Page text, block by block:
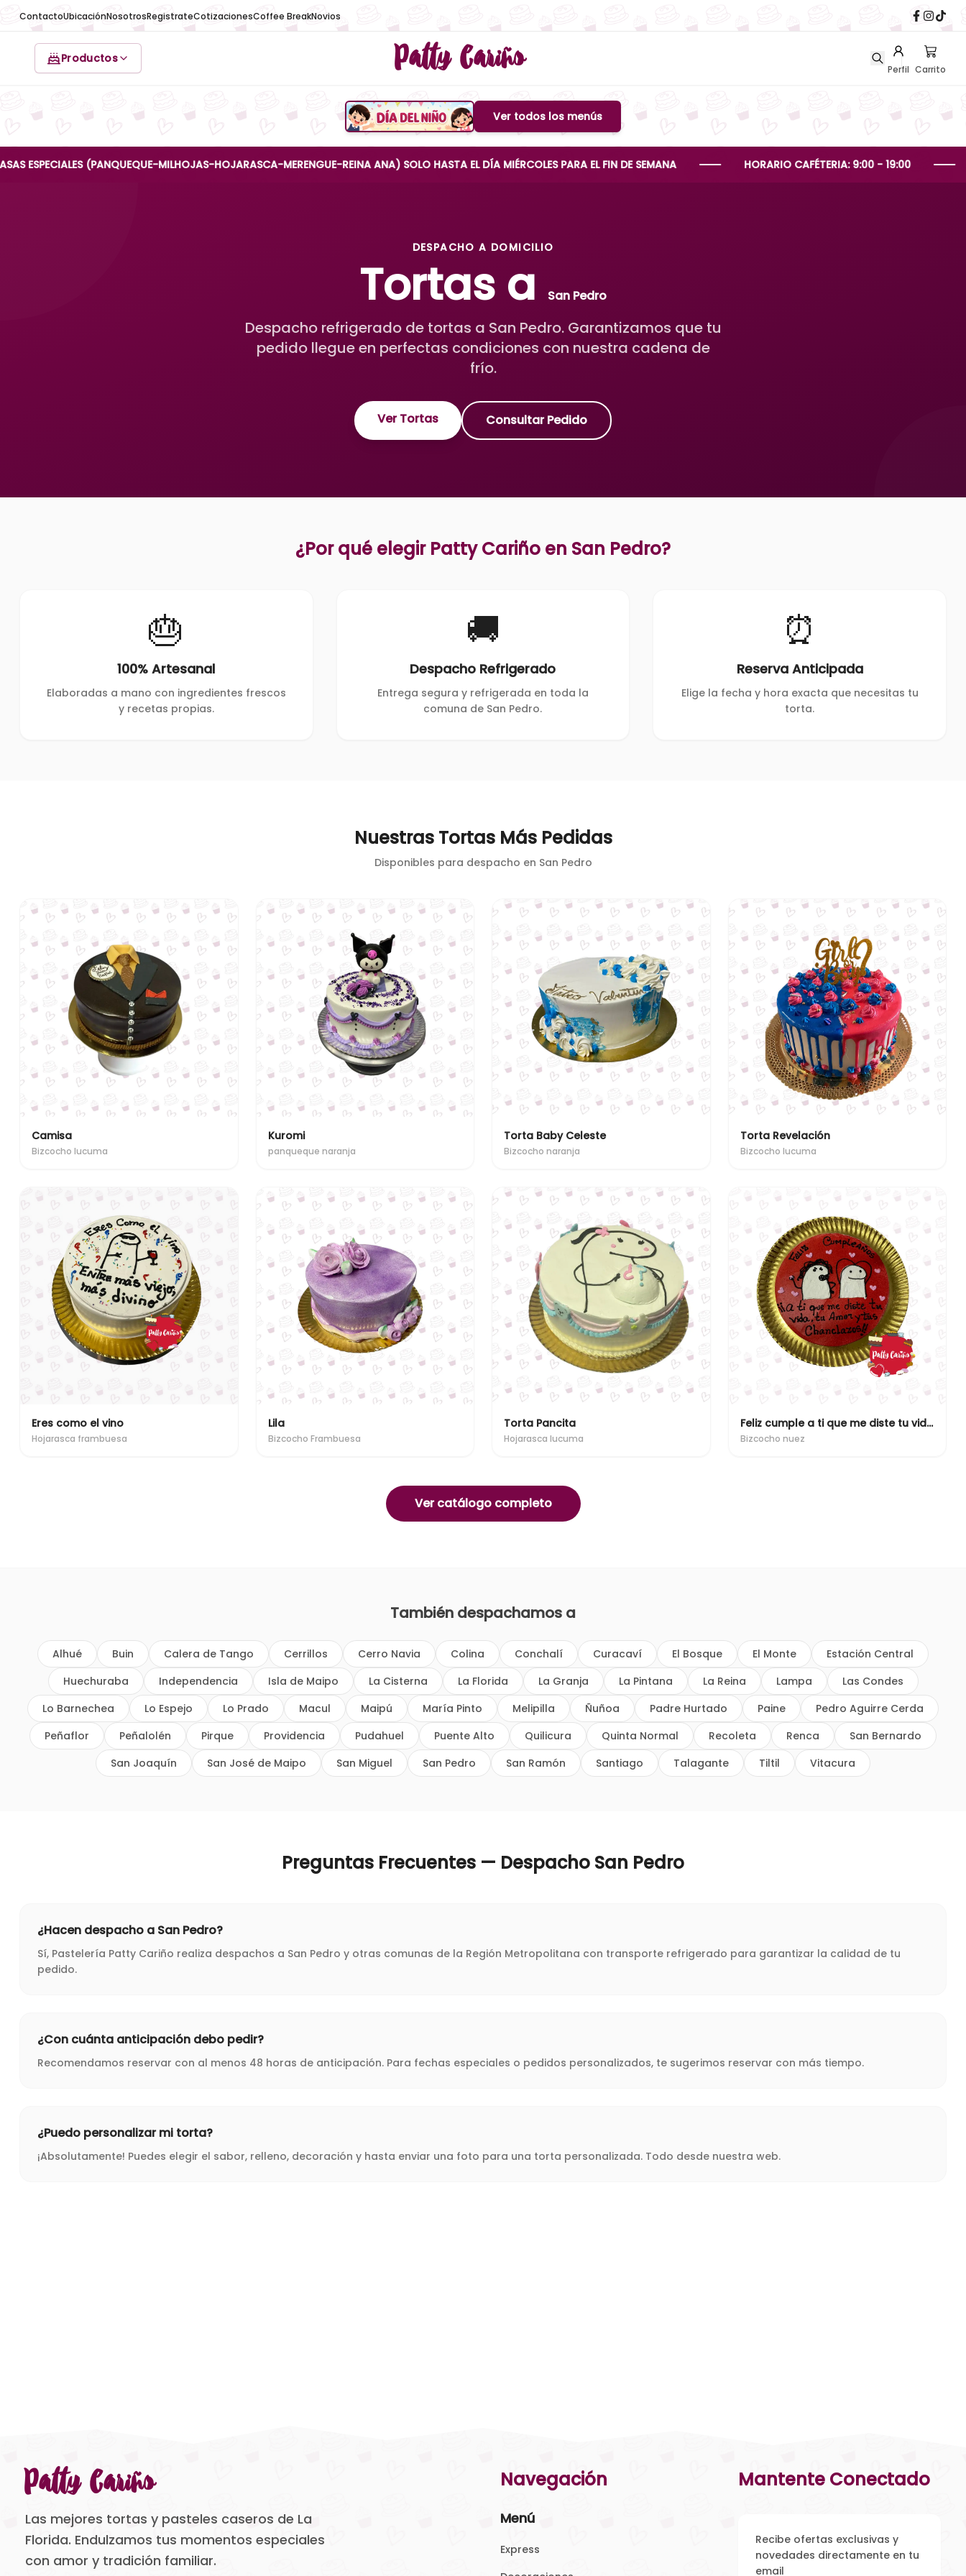
ContactoUbicaciónNosotrosRegistrateCotizacionesCoffee BreakNovios
Productos Patty Cariño Perfil Carrito
Boton de menuVer todos los menús
(PANQUEQUE-MILHOJAS-HOJARASCA-MERENGUE-REINA ANA) SOLO HASTA EL DÍA MIÉRCOLES PARA EL FIN DE SEMANA HORARIO CAFÉTERIA: 9:00 - 19:00
DESPACHO A DOMICILIO
Tortas a San Pedro
Despacho refrigerado de tortas a San Pedro. Garantizamos que tu
pedido llegue en perfectas condiciones con nuestra cadena de
frío.
Ver Tortas Consultar Pedido
¿Por qué elegir Patty Cariño en San Pedro?
🎂
100% Artesanal
Elaboradas a mano con ingredientes frescos
y recetas propias.
🚚
Despacho Refrigerado
Entrega segura y refrigerada en toda la
comuna de San Pedro.
⏰
Reserva Anticipada
Elige la fecha y hora exacta que necesitas tu
torta.
Nuestras Tortas Más Pedidas
Disponibles para despacho en San Pedro
Camisa
Bizcocho lucuma
Kuromi
panqueque naranja
Torta Baby Celeste
Bizcocho naranja
Torta Revelación
Bizcocho lucuma
Eres como el vino
Hojarasca frambuesa
Lila
Bizcocho Frambuesa
Torta Pancita
Hojarasca lucuma
Feliz cumple a ti que me diste tu vida, tu amor y tus chanclazos!!
Bizcocho nuez
Ver catálogo completo
También despachamos a
Alhué Buin Calera de Tango Cerrillos Cerro Navia Colina Conchalí Curacaví El Bosque El Monte
Estación Central
Huechuraba
Independencia Isla de Maipo La Cisterna La Florida La Granja La Pintana La Reina Lampa
Las Condes
Lo Barnechea
Lo Espejo Lo Prado Macul Maipú María Pinto Melipilla Ñuñoa Padre Hurtado Paine
Pedro Aguirre Cerda
Peñaflor
Peñalolén Pirque Providencia Pudahuel Puente Alto Quilicura Quinta Normal Recoleta Renca
San Bernardo
San Joaquín
San José de Maipo San Miguel San Pedro San Ramón Santiago Talagante Tiltil Vitacura
Preguntas Frecuentes — Despacho San Pedro
¿Hacen despacho a San Pedro?
Sí, Pastelería Patty Cariño realiza despachos a San Pedro y otras comunas de la Región Metropolitana con transporte refrigerado para garantizar la calidad de tu
pedido.
¿Con cuánta anticipación debo pedir?
Recomendamos reservar con al menos 48 horas de anticipación. Para fechas especiales o pedidos personalizados, te sugerimos reservar con más tiempo.
¿Puedo personalizar mi torta?
¡Absolutamente! Puedes elegir el sabor, relleno, decoración y hasta enviar una foto para una torta personalizada. Todo desde nuestra web.
Patty Cariño
Las mejores tortas y pasteles caseros de La
Florida. Endulzamos tus momentos especiales
con amor y tradición familiar.
Navegación
Menú
Express
Mantente Conectado
Recibe ofertas exclusivas y
novedades directamente en tu
email